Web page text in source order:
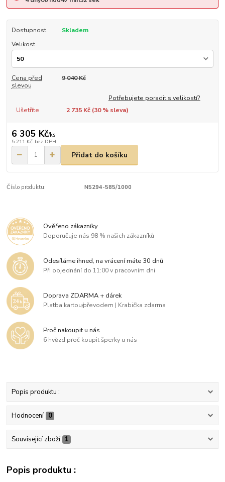
Dostupnost
Skladem
Velikost
Cena před
slevou
9 040 Kč
Potřebujete poradit s velikostí?
Ušetříte
2 735 Kč (30% sleva)
6 305 Kč/ks
5 211 Kč bez DPH
Přidat do košíku
Číslo produktu: N5294-585/1000
Ověřeno zákazníky
Doporučuje nás 98 % našich zákazníků
Odesíláme ihned, na vrácení máte 30 dnů
Při objednání do 11:00 v pracovním dni
Doprava ZDARMA + dárek
Platba kartou/převodem | Krabička zdarma
Proč nakoupit u nás
6 hvězd proč koupit šperky u nás
Popis produktu :
Hodnocení 0
Související zboží 1
Popis produktu :